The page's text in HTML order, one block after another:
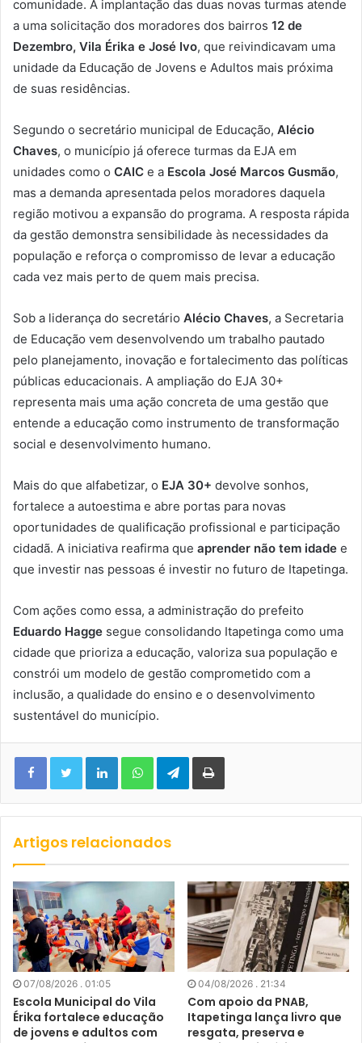
comunidade. A implantação das duas novas turmas atende
a uma solicitação dos moradores dos bairros 12 de
Dezembro, Vila Érika e José Ivo, que reivindicavam uma
unidade da Educação de Jovens e Adultos mais próxima
de suas residências.
Segundo o secretário municipal de Educação, Alécio
Chaves, o município já oferece turmas da EJA em
unidades como o CAIC e a Escola José Marcos Gusmão,
mas a demanda apresentada pelos moradores daquela
região motivou a expansão do programa. A resposta rápida
da gestão demonstra sensibilidade às necessidades da
população e reforça o compromisso de levar a educação
cada vez mais perto de quem mais precisa.
Sob a liderança do secretário Alécio Chaves, a Secretaria
de Educação vem desenvolvendo um trabalho pautado
pelo planejamento, inovação e fortalecimento das políticas
públicas educacionais. A ampliação do EJA 30+
representa mais uma ação concreta de uma gestão que
entende a educação como instrumento de transformação
social e desenvolvimento humano.
Mais do que alfabetizar, o EJA 30+ devolve sonhos,
fortalece a autoestima e abre portas para novas
oportunidades de qualificação profissional e participação
cidadã. A iniciativa reafirma que aprender não tem idade e
que investir nas pessoas é investir no futuro de Itapetinga.
Com ações como essa, a administração do prefeito
Eduardo Hagge segue consolidando Itapetinga como uma
cidade que prioriza a educação, valoriza sua população e
constrói um modelo de gestão comprometido com a
inclusão, a qualidade do ensino e o desenvolvimento
sustentável do município.
FacebookTwitterLinkedinWhatsAppTelegramImprimir
Artigos relacionados
07/08/2026 . 01:05
Escola Municipal do Vila
Érika fortalece educação
de jovens e adultos com
04/08/2026 . 21:34
Com apoio da PNAB,
Itapetinga lança livro que
resgata, preserva e